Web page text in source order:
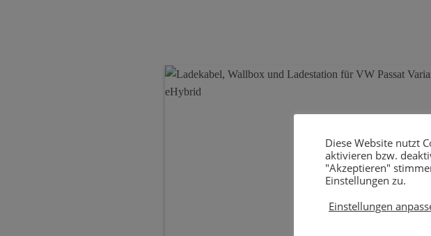
Diese Website nutzt
aktivieren bzw.
"Akzeptieren"
Einstellungen zu.
Einstellungen